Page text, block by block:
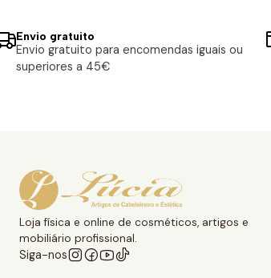
Envio gratuito
Envio gratuito para encomendas iguais ou
superiores a 45€
Loja física e online de cosméticos, artigos e
mobiliário profissional.
Siga-nos